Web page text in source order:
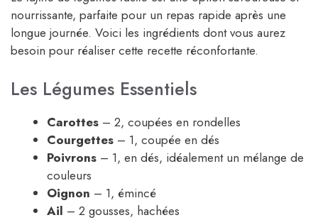
nourrissante, parfaite pour un repas rapide après une
longue journée. Voici les ingrédients dont vous aurez
besoin pour réaliser cette recette réconfortante.
Les Légumes Essentiels
Carottes – 2, coupées en rondelles
Courgettes – 1, coupée en dés
Poivrons – 1, en dés, idéalement un mélange de
couleurs
Oignon – 1, émincé
Ail – 2 gousses, hachées